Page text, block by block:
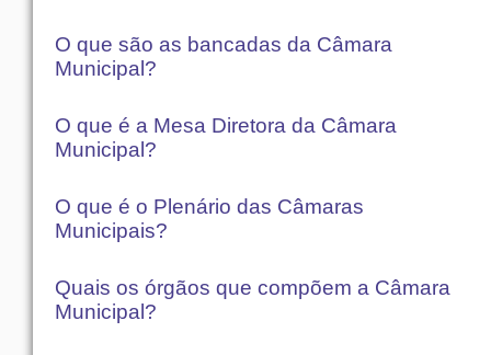
O que são as bancadas da Câmara
Municipal?
O que é a Mesa Diretora da Câmara
Municipal?
O que é o Plenário das Câmaras
Municipais?
Quais os órgãos que compõem a Câmara
Municipal?